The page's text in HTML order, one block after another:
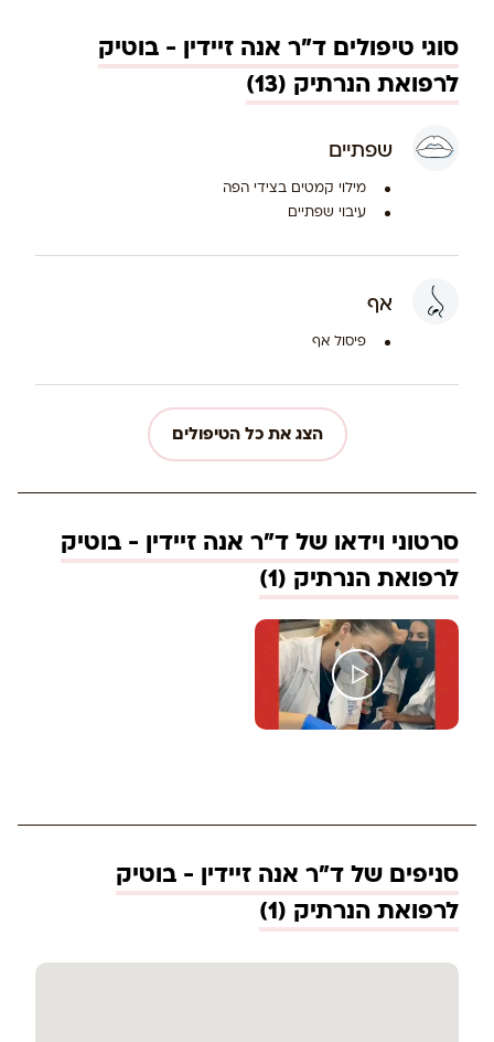
סוגי טיפולים ד"ר אנה זיידין - בוטיק
לרפואת הנרתיק (13)
שפתיים
מילוי קמטים בצידי הפה
עיבוי שפתיים
אף
פיסול אף
הצג את כל הטיפולים
סרטוני וידאו של ד"ר אנה זיידין - בוטיק
לרפואת הנרתיק (1)
סניפים של ד"ר אנה זיידין - בוטיק
לרפואת הנרתיק (1)